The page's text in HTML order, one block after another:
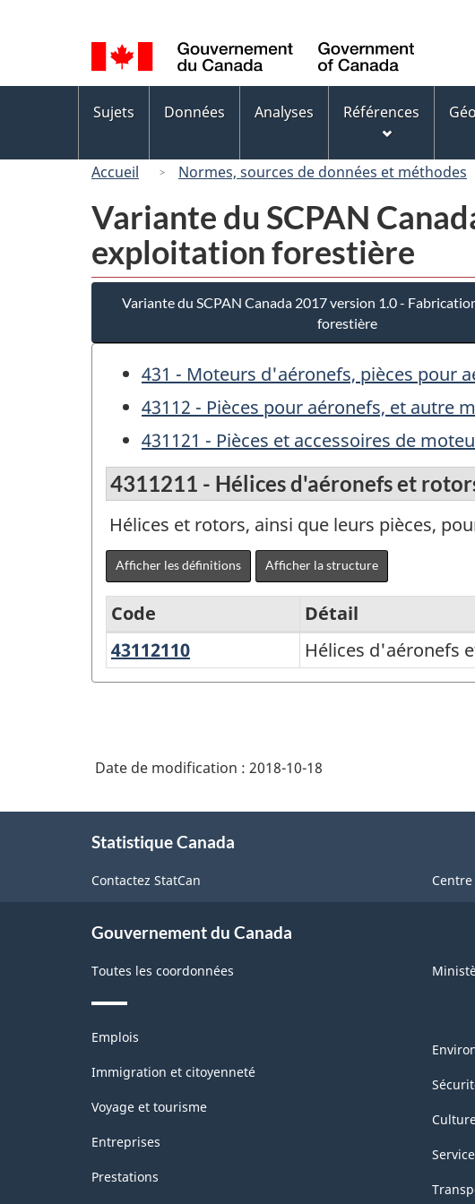
de
la
langue
Canada
des
Sujets Données Analyses Références
Accueil Normes, sources de données et méthodes
Variante du SCPAN
exploitation forestière
Variante du SCPAN Canada 2017 version 1.0 -
forestière
431 - Moteurs d'aéronefs, pièces pour
43112 - Pièces pour aéronefs, et autre
431121 - Pièces et accessoires de
4311211 - Hélices d'aéronefs et
Hélices et rotors, ainsi que leurs pièces,
Afficher les définitions Afficher la structure
Variante
du
2017
1.0
Fabrication
forestière
-
Structure
de
la
Code
Détail
43112110
d'aéronefs
Hélices d'aéronefs
Date de modification : 2018-10-18
Statistique Canada
Contactez StatCan
Gouvernement du Canada
Toutes les coordonnées
Thèmes
sujets
Emplois
Immigration et citoyenneté
Voyage et tourisme
Entreprises
Prestations